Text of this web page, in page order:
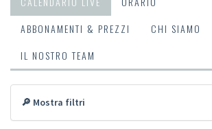
ABBONAMENTI & PREZZI
CHI SIAMO
IL NOSTRO TEAM
🔎 Mostra filtri